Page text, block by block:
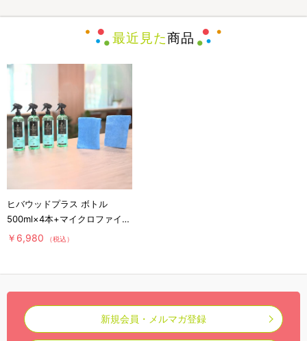
最近見た商品
ヒバウッドプラス ボトル
500ml×4本+マイクロファイバ
ークロス×2枚／防虫スプレー
￥6,980 （税込）
新規会員・メルマガ登録